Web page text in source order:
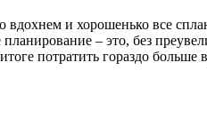
вдохнем и хорошенько все
– это, без
потратить гораздо